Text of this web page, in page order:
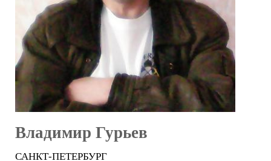
Владимир Гурьев
САНКТ-ПЕТЕРБУРГ